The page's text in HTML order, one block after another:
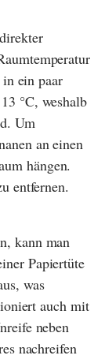
ein paar
°C, weshalb
Um
an einen
hängen.
entfernen.
kann man
Papiertüte
was
auch mit
neben
nachreifen